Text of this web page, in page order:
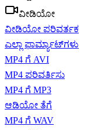
ವೀಡಿಯೋ
ವೀಡಿಯೋ ಪರಿವರ್ತಕ
ಎಲ್ಲಾ ಫಾರ್ಮ್ಯಾಟ್‌ಗಳು
MP4 ಗೆ AVI
MP4 ಪರಿವರ್ತಿಸು
MP4 ಗೆ MP3
ಆಡಿಯೋ ತೆಗೆ
MP4 ಗೆ WAV